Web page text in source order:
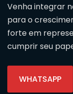
Venha integrar
para o
forte em
cumprir seu
WHATSAPP